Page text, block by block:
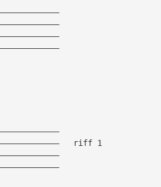
riff 1